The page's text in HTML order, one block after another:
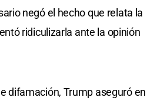
negó el hecho que relata la
ridiculizarla ante la opinión
difamación, Trump aseguró en